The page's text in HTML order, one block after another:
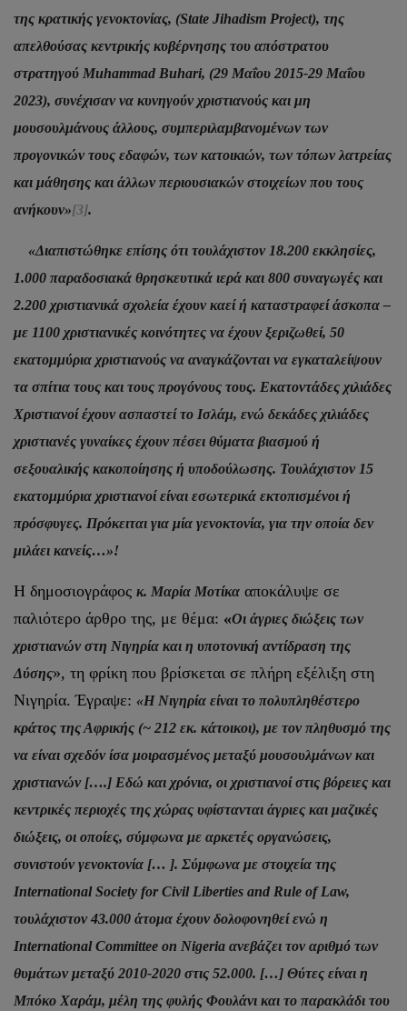
της κρατικής γενοκτονίας, (State Jihadism Project), της
απελθούσας κεντρικής κυβέρνησης του απόστρατου
στρατηγού Muhammad Buhari, (29 Μαΐου 2015-29 Μαΐου
2023), συνέχισαν να κυνηγούν χριστιανούς και μη
μουσουλμάνους άλλους, συμπεριλαμβανομένων των
προγονικών τους εδαφών, των κατοικιών, των τόπων λατρείας
και μάθησης και άλλων περιουσιακών στοιχείων που τους
ανήκουν»[3].
«Διαπιστώθηκε επίσης ότι τουλάχιστον 18.200 εκκλησίες,
1.000 παραδοσιακά θρησκευτικά ιερά και 800 συναγωγές και
2.200 χριστιανικά σχολεία έχουν καεί ή καταστραφεί άσκοπα –
με 1100 χριστιανικές κοινότητες να έχουν ξεριζωθεί, 50
εκατομμύρια χριστιανούς να αναγκάζονται να εγκαταλείψουν
τα σπίτια τους και τους προγόνους τους. Εκατοντάδες χιλιάδες
Χριστιανοί έχουν ασπαστεί το Ισλάμ, ενώ δεκάδες χιλιάδες
χριστιανές γυναίκες έχουν πέσει θύματα βιασμού ή
σεξουαλικής κακοποίησης ή υποδούλωσης. Τουλάχιστον 15
εκατομμύρια χριστιανοί είναι εσωτερικά εκτοπισμένοι ή
πρόσφυγες. Πρόκειται για μία γενοκτονία, για την οποία δεν
μιλάει κανείς…»!
Η δημοσιογράφος κ. Μαρία Μοτίκα αποκάλυψε σε
παλιότερο άρθρο της, με θέμα: «Οι άγριες διώξεις των
χριστιανών στη Νιγηρία και η υποτονική αντίδραση της
Δύσης», τη φρίκη που βρίσκεται σε πλήρη εξέλιξη στη
Νιγηρία. Έγραψε: «Η Νιγηρία είναι το πολυπληθέστερο
κράτος της Αφρικής (~ 212 εκ. κάτοικοι), με τον πληθυσμό της
να είναι σχεδόν ίσα μοιρασμένος μεταξύ μουσουλμάνων και
χριστιανών [….] Εδώ και χρόνια, οι χριστιανοί στις βόρειες και
κεντρικές περιοχές της χώρας υφίστανται άγριες και μαζικές
διώξεις, οι οποίες, σύμφωνα με αρκετές οργανώσεις,
συνιστούν γενοκτονία [… ]. Σύμφωνα με στοιχεία της
International Society for Civil Liberties and Rule of Law,
τουλάχιστον 43.000 άτομα έχουν δολοφονηθεί ενώ η
International Committee on Nigeria ανεβάζει τον αριθμό των
θυμάτων μεταξύ 2010-2020 στις 52.000. […] Θύτες είναι η
Μπόκο Χαράμ, μέλη της φυλής Φουλάνι και το παρακλάδι του